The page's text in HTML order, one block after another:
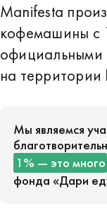
Manifesta
кофемашины с
на территории
Мы являемся
1% — это много
фонда «Дари